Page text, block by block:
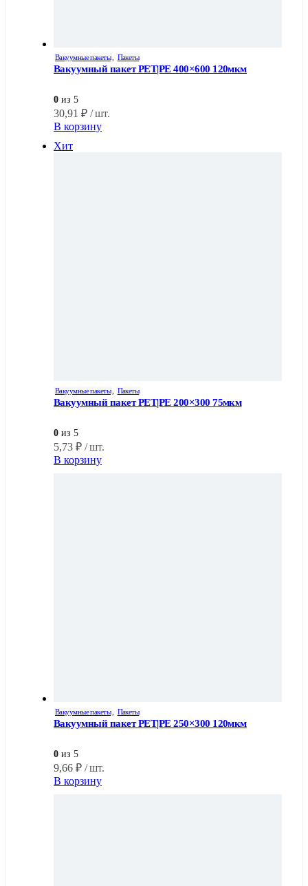
Вакуумные пакеты Пакеты
Вакуумный пакет PET|PE 400×600 120мкм
0 из 5
30,91 ₽ / шт.
В корзину
Хит
Вакуумные пакеты Пакеты
Вакуумный пакет PET|PE 200×300 75мкм
0 из 5
5,73 ₽ / шт.
В корзину
Вакуумные пакеты Пакеты
Вакуумный пакет PET|PE 250×300 120мкм
0 из 5
9,66 ₽ / шт.
В корзину